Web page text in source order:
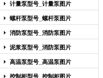
计量泵型号_计量泵图片
螺杆泵型号_螺杆泵图片
消防泵型号_消防泵图片
泥浆泵型号_消防泵图片
高温泵型号_高温泵图片
控制柜型号_控制柜图片